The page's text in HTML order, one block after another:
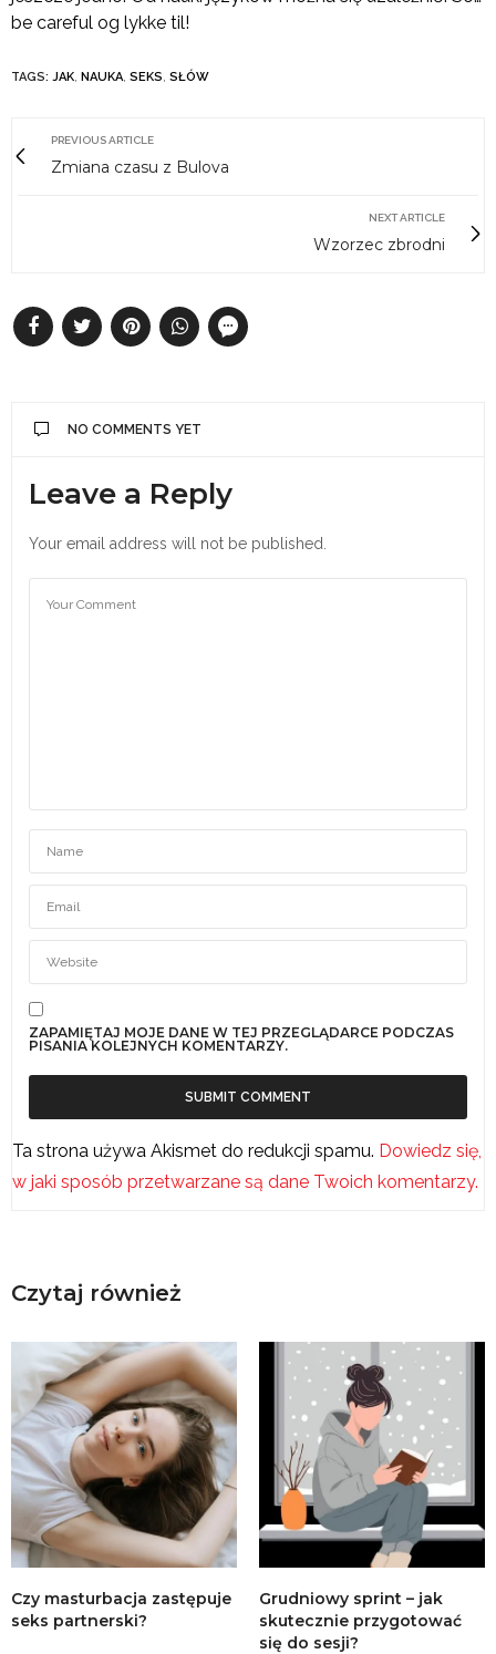
be careful og lykke til!
TAGS: JAK, NAUKA, SEKS, SŁÓW
PREVIOUS ARTICLE
Zmiana czasu z Bulova
NEXT ARTICLE
Wzorzec zbrodni
NO COMMENTS YET
Leave a Reply
Your email address will not be published.
ZAPAMIĘTAJ MOJE DANE W TEJ PRZEGLĄDARCE PODCZAS
PISANIA KOLEJNYCH KOMENTARZY.
Ta strona używa Akismet do redukcji spamu. Dowiedz się,
w jaki sposób przetwarzane są dane Twoich komentarzy.
Czytaj również
Czy masturbacja zastępuje
seks partnerski?
Grudniowy sprint – jak
skutecznie przygotować
się do sesji?